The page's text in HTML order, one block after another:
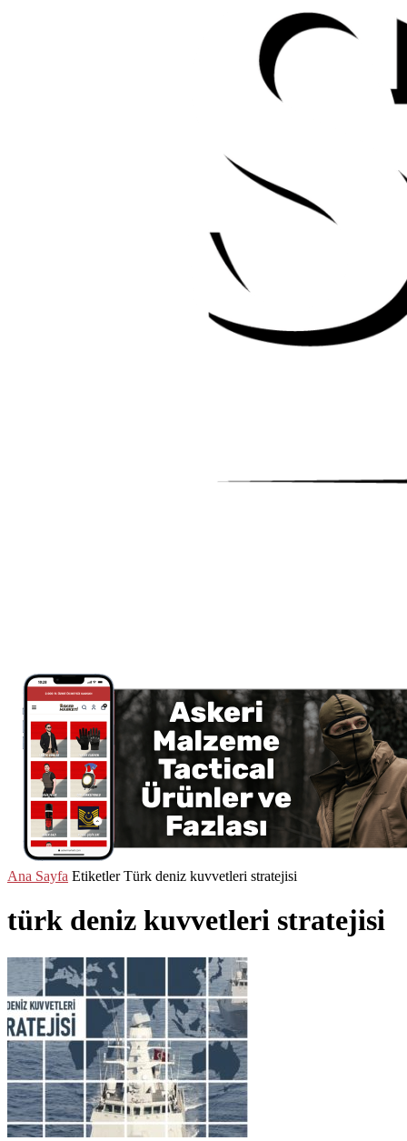
Ana Sayfa Etiketler Türk deniz kuvvetleri stratejisi
türk deniz kuvvetleri stratejisi